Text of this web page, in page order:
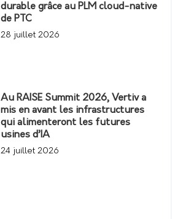
durable grâce au PLM cloud-native
de PTC
28 juillet 2026
Au RAISE Summit 2026, Vertiv a
mis en avant les infrastructures
qui alimenteront les futures
usines d’IA
24 juillet 2026